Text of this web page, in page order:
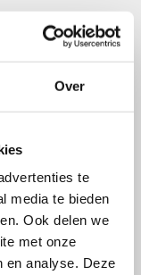
Over
te
media te bieden
Ook delen we
met onze
en analyse. Deze